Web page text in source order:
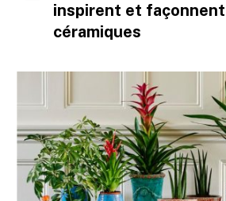
inspirent et
céramiques